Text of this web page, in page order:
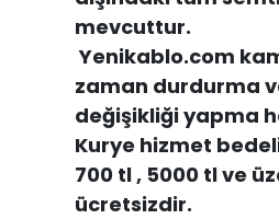
mevcuttur.
Yenikablo.com
zaman durdurma
değişikliği yapma
Kurye hizmet
700 tl , 5000 tl ve
ücretsizdir.